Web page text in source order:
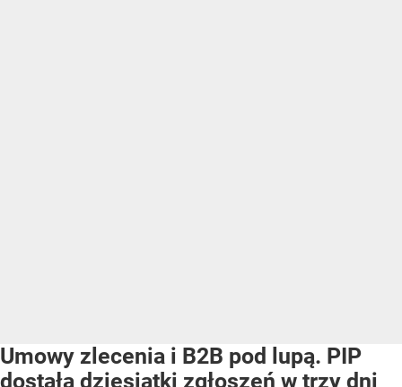
Umowy zlecenia i B2B pod lupą. PIP
dostała dziesiątki zgłoszeń w trzy dni